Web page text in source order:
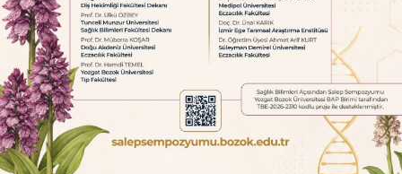
BIR SONRAKI
Şekerin Gerçek Yüzü: Tatlı mı Zehir mi?
KAÇIRMAYIN
Gelecekte Plastiğin Yerini Kenevir Alabilir mi?